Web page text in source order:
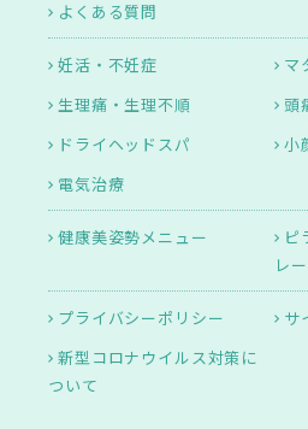
よくある質問
妊活・不妊症
マ
生理痛・生理不順
頭
ドライヘッドスパ
小
電気治療
健康美姿勢メニュー
ピ
レ
プライバシーポリシー
サ
新型コロナウイルス対策に
ついて